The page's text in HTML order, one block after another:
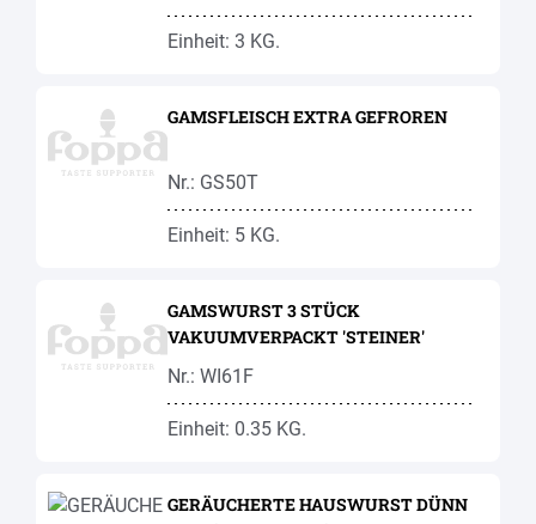
Einheit: 3 KG.
GAMSFLEISCH EXTRA GEFROREN
Nr.: GS50T
Einheit: 5 KG.
GAMSWURST 3 STÜCK
VAKUUMVERPACKT 'STEINER'
Nr.: WI61F
Einheit: 0.35 KG.
GERÄUCHERTE HAUSWURST DÜNN